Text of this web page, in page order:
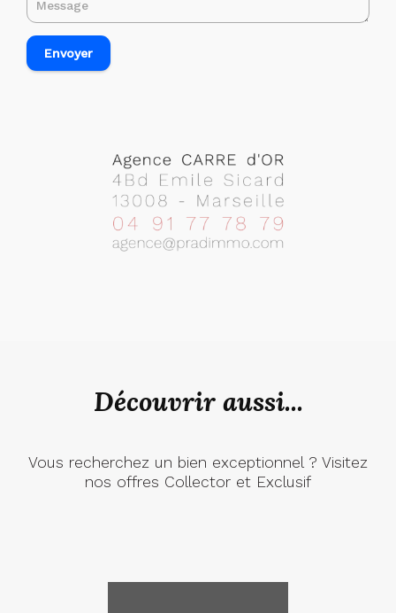
Envoyer
Découvrir aussi...
Vous recherchez un bien exceptionnel ? Visitez
nos offres Collector et Exclusif